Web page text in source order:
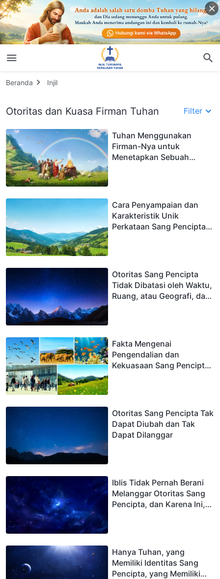
Beranda Injil
Otoritas dan Kuasa Firman Tuhan Filter
Tuhan Menggunakan
Firman-Nya untuk
Menetapkan Sebuah
Cara Penyampaian dan
Karakteristik Unik
Perkataan Sang Pencipta
Otoritas Sang Pencipta
Tidak Dibatasi oleh Waktu,
Ruang, atau Geografi, dan
Fakta Mengenai
Pengendalian dan
Kekuasaan Sang Pencipta
Otoritas Sang Pencipta
yang Nyata
Otoritas Sang Pencipta Tak
Dapat Diubah dan Tak
Dapat Dilanggar
Iblis Tidak Pernah Berani
Melanggar Otoritas Sang
Pencipta, dan Karena Ini,
Hanya Tuhan, yang
Memiliki Identitas Sang
Pencipta, yang Memiliki